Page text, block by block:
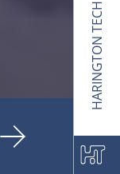
HARINGTON TECH